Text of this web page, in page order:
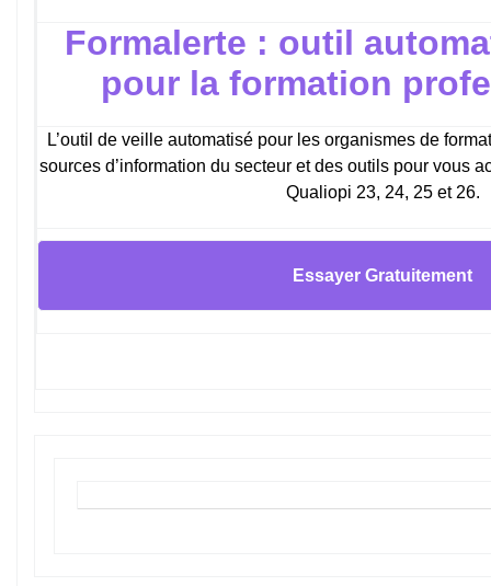
Formalerte : outil
pour la formation
L’outil de veille automatisé pour les organismes de
sources d’information du secteur et des outils pour vous
Qualiopi 23, 24, 25 et 26.
Essayer Gratuitement